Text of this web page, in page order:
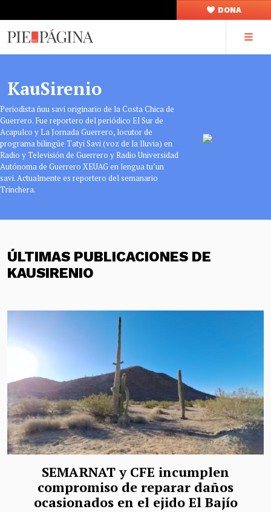
DONA
KauSirenio
Periodista ñuu savi originario de la Costa Chica de
Guerrero. Fue reportero del periódico El Sur de
Acapulco y La Jornada Guerrero, locutor de
programa bilingüe Tatyi Savi (voz de la lluvia) en
Radio y Televisión de Guerrero y Radio Universidad
Autónoma de Guerrero XEUAG en lengua tu’un
savi. Actualmente es reportero del semanario
Trinchera.
ÚLTIMAS PUBLICACIONES DE
KAUSIRENIO
SEMARNAT y CFE incumplen
compromiso de reparar daños
ocasionados en el ejido El Bajío